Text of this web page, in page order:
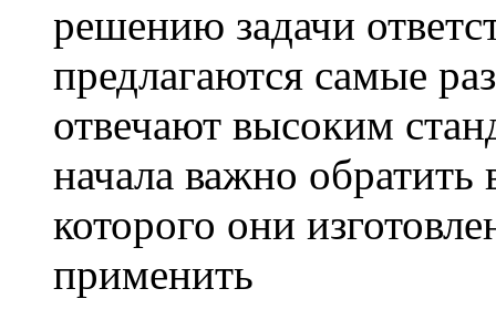
решению задачи
предлагаются самые
отвечают высоким
начала важно
которого они
применить